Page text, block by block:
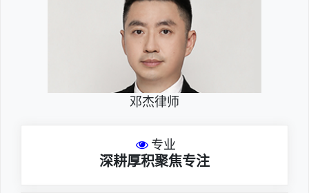
邓杰律师
专业
深耕厚积聚焦专注